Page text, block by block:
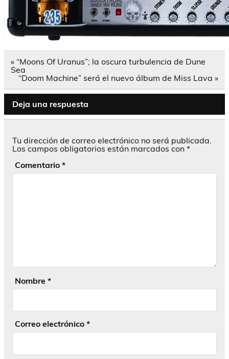
Navegación
de
entradas
« “Moons Of Uranus”; la oscura turbulencia de Dune
Sea
“Doom Machine” será el nuevo álbum de Miss Lava »
Deja una respuesta
Tu dirección de correo electrónico no será publicada.
Los campos obligatorios están marcados con *
Comentario *
Nombre *
Correo electrónico *